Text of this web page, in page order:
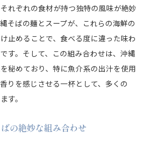
れぞれの食材が持つ独特の風味が絶妙
そばの麺とスープが、これらの海鮮の
止めることで、食べる度に違った味わ
す。そして、この組み合わせは、沖縄
秘めており、特に魚介系の出汁を使用
りを感じさせる一杯として、多くの
す。
の絶妙な組み合わせ